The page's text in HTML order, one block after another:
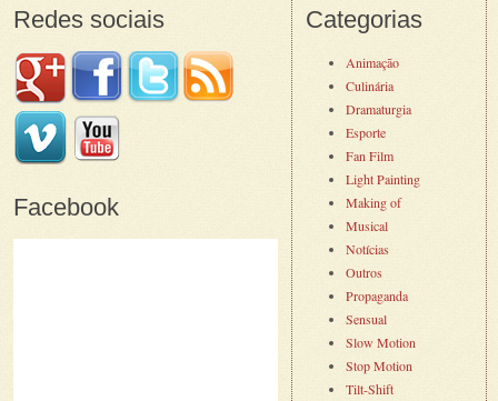
Redes sociais
Facebook
Categorias
Animação
Culinária
Dramaturgia
Esporte
Fan Film
Light Painting
Making of
Musical
Notícias
Outros
Propaganda
Sensual
Slow Motion
Stop Motion
Tilt-Shift